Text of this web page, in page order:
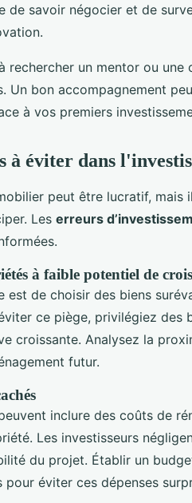
de savoir négocier et de
rechercher un mentor ou
Un bon accompagnement
à vos premiers
à éviter dans
peut être lucratif, mais
Les erreurs
à faible potentiel de
est de choisir des biens
ce piège, privilégiez des
croissante. Analysez la
futur.
inclure des coûts de
Les investisseurs
du projet. Établir un
pour éviter ces dépenses